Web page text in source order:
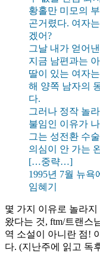
황홀만 미모의
곤거렸다. 여자
겠어?
그날 내가 얻어
지금 남편과는
딸이 있는 여자
해 양쪽 남자의
다.
그러나 정작 놀
불임인 이유가
그는 성전환 수
의심이 안 가는
[…중략…]
1995년 7월 뉴욕
임혜기
몇 가지 이유로 놀라
왔다는 것, ftm/트랜스
역 소설이 아니란 점!
다. (지난주에 읽고 독